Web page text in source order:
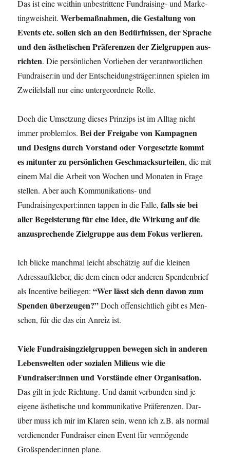
Das ist eine weit­hin unbe­strit­te­ne Fund­rai­sing- und Mar­ke­
ting­weis­heit.Wer­be­maß­nah­men, die Gestal­tung von
Events etc. sol­len sich an den Bedürf­nis­sen, der Spra­che
und den ästhe­ti­schen Prä­fe­ren­zen der Ziel­grup­pen aus­
rich­ten. Die per­sön­li­chen Vor­lie­ben der ver­ant­wort­li­chen
Fundraiser:in und der Entscheidungsträger:innen spie­len im
Zwei­fels­fall nur eine unter­ge­ord­ne­te Rolle.
Doch die Umset­zung die­ses Prin­zips ist im All­tag nicht
immer pro­blem­los. Bei der Frei­ga­be von Kam­pa­gnen
und Designs durch Vor­stand oder Vor­ge­setz­te kommt
es mit­un­ter zu per­sön­li­chen Geschmacks­ur­tei­len, die mit
einem Mal die Arbeit von Wochen und Mona­ten in Fra­ge
stel­len. Aber auch Kom­mu­ni­ka­ti­ons- und
Fundraisingexpert:innen tap­pen in die Fal­le,falls sie bei
aller Begeis­te­rung für eine Idee, die Wir­kung auf die
anzu­spre­chen­de Ziel­grup­pe aus dem Fokus verlieren.
Ich bli­cke manch­mal leicht abschät­zig auf die klei­nen
Adress­auf­kle­ber, die dem einen oder ande­ren Spen­den­brief
als Incen­ti­ve bei­lie­gen:“Wer lässt sich denn davon zum
Spen­den über­zeu­gen?”Doch offen­sicht­lich gibt es Men­
schen, für die das ein Anreiz ist.
Vie­le Fund­rai­sin­g­ziel­grup­pen bewe­gen sich in ande­ren
Lebens­wel­ten oder sozia­len Milieus wie die
Fundraiser:innen und Vor­stän­de einer Orga­ni­sa­ti­on.
Das gilt in jede Rich­tung. Und damit ver­bun­den sind je
eige­ne ästhe­ti­sche und kom­mu­ni­ka­ti­ve Prä­fe­ren­zen. Dar­
über muss ich mir im Kla­ren sein, wenn ich z.B. als nor­mal
ver­die­nen­der Fund­rai­ser einen Event für ver­mö­gen­de
Großspender:innen plane.